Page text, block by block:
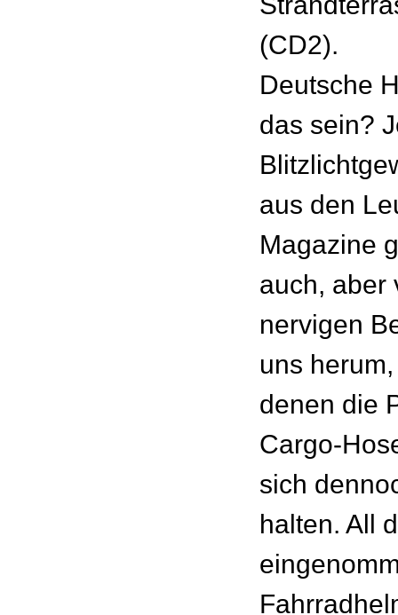
(CD2).
Deutsche
das sein?
aus den
Magazine
auch, aber
nervigen
uns
denen die
Cargo-
sich
halten. All